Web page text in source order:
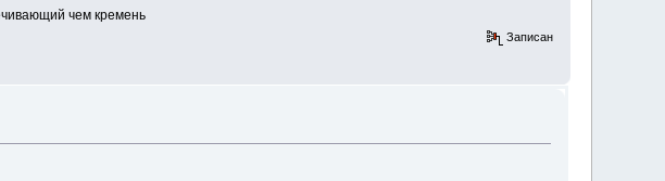
чем кремень
Записан